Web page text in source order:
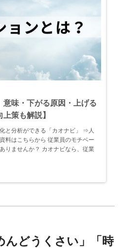
味・下がる原因・上げる
策も解説】
と分析ができる「カオナビ」 ⇒人
料はこちらから 従業員のモチベー
りませんか？ カオナビなら、従業
んどうくさい」「時